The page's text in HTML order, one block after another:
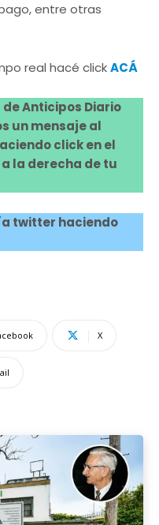
entre otras
real hacé clickACÁ
Anticipos Diario
un mensaje al
click en el
la derecha de tu
twitter haciendo
X